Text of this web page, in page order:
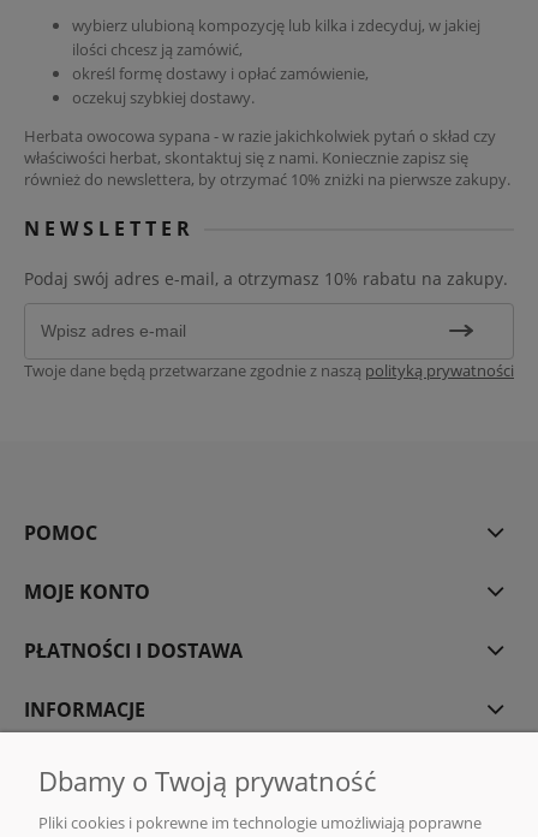
wybierz ulubioną kompozycję lub kilka i zdecyduj, w jakiej
ilości chcesz ją zamówić,
określ formę dostawy i opłać zamówienie,
oczekuj szybkiej dostawy.
Herbata owocowa sypana - w razie jakichkolwiek pytań o skład czy
właściwości herbat, skontaktuj się z nami. Koniecznie zapisz się
również do newslettera, by otrzymać 10% zniżki na pierwsze zakupy.
NEWSLETTER
Podaj swój adres e-mail, a otrzymasz 10% rabatu na zakupy.
Twoje dane będą przetwarzane zgodnie z naszą polityką prywatności
POMOC
MOJE KONTO
PŁATNOŚCI I DOSTAWA
INFORMACJE
O NAS
Dbamy o Twoją prywatność
Pliki cookies i pokrewne im technologie umożliwiają poprawne